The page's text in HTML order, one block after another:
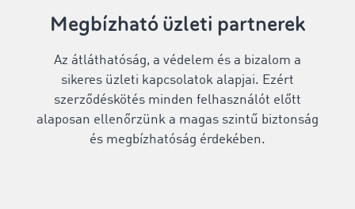
Megbízható üzleti partnerek
Az átláthatóság, a védelem és a bizalom a
sikeres üzleti kapcsolatok alapjai. Ezért
szerződéskötés minden felhasználót előtt
alaposan ellenőrzünk a magas szintű biztonság
és megbízhatóság érdekében.